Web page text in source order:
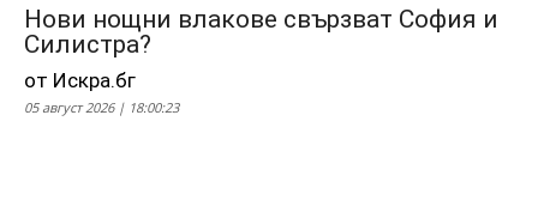
Нови нощни влакове свързват София и
Силистра?
от Искра.бг
05 август 2026 | 18:00:23